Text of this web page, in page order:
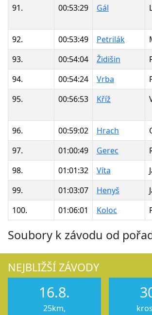
91. 00:53:29 Gál
92. 00:53:49 Petrilák
93.
00:54:04 Židišin
94.
00:54:24 Vrba
95.
00:56:53 Kříž
96. 00:59:02 Hrach
97.
01:00:49 Gerec
98.
01:01:32 Víta
99.
01:03:07 Henyš
100.
01:06:01 Koloc
Soubory k závodu od
NEJBLIŽŠÍ ZÁVODY
16.8.
25km,